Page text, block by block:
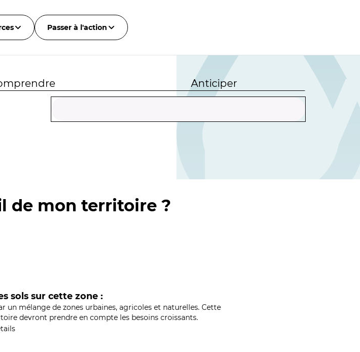
Passer à l'action
Anticiper
de mon territoire ?
sols sur cette zone :
un mélange de zones urbaines, agricoles et naturelles. Cette
devront prendre en compte les besoins croissants.